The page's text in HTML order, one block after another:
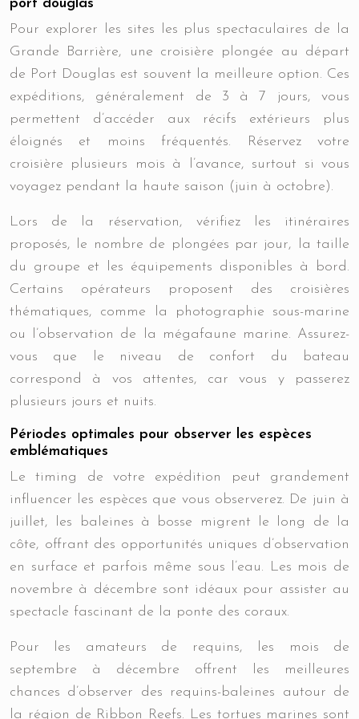
port douglas
Pour explorer les sites les plus spectaculaires de la
Grande Barrière, une croisière plongée au départ
de Port Douglas est souvent la meilleure option. Ces
expéditions, généralement de 3 à 7 jours, vous
permettent d’accéder aux récifs extérieurs plus
éloignés et moins fréquentés. Réservez votre
croisière plusieurs mois à l’avance, surtout si vous
voyagez pendant la haute saison (juin à octobre).
Lors de la réservation, vérifiez les itinéraires
proposés, le nombre de plongées par jour, la taille
du groupe et les équipements disponibles à bord.
Certains opérateurs proposent des croisières
thématiques, comme la photographie sous-marine
ou l’observation de la mégafaune marine. Assurez-
vous que le niveau de confort du bateau
correspond à vos attentes, car vous y passerez
plusieurs jours et nuits.
Périodes optimales pour observer les espèces
emblématiques
Le timing de votre expédition peut grandement
influencer les espèces que vous observerez. De juin à
juillet, les baleines à bosse migrent le long de la
côte, offrant des opportunités uniques d’observation
en surface et parfois même sous l’eau. Les mois de
novembre à décembre sont idéaux pour assister au
spectacle fascinant de la ponte des coraux.
Pour les amateurs de requins, les mois de
septembre à décembre offrent les meilleures
chances d’observer des requins-baleines autour de
la région de Ribbon Reefs. Les tortues marines sont